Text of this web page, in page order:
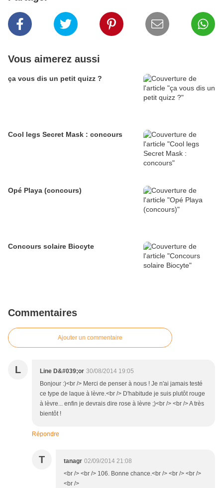
Vous aimerez aussi
ça vous dis un petit quizz ?
Cool legs Secret Mask : concours
Opé Playa (concours)
Concours solaire Biocyte
Commentaires
Ajouter un commentaire
L Line D&#039;or 30/08/2014 19:05
Bonjour :)<br /> Merci de penser à nous ! Je n'ai jamais testé
ce type de laque à lèvre.<br /> D'habitude je suis plutôt rouge
à lèvre... enfin je devrais dire rose à lèvre ;)<br /> <br /> A très
bientôt !
Répondre
T tanagr 02/09/2014 21:08
<br /> <br /> 106. Bonne chance.<br /> <br /> <br />
<br />